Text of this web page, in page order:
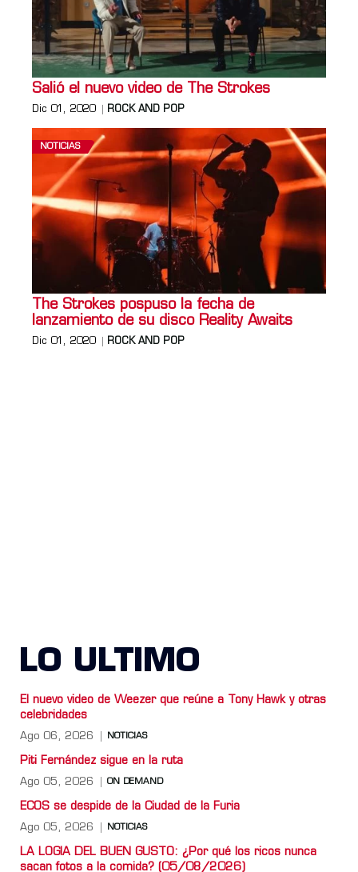
Salió el nuevo video de The Strokes
Dic 01, 2020 ROCK AND POP
NOTICIAS
The Strokes pospuso la fecha de
lanzamiento de su disco Reality Awaits
Dic 01, 2020 ROCK AND POP
LO ULTIMO
El nuevo video de Weezer que reúne a Tony Hawk y otras
celebridades
Ago 06, 2026 NOTICIAS
Piti Fernández sigue en la ruta
Ago 05, 2026 ON DEMAND
ECOS se despide de la Ciudad de la Furia
Ago 05, 2026 NOTICIAS
LA LOGIA DEL BUEN GUSTO: ¿Por qué los ricos nunca
sacan fotos a la comida? (05/08/2026)